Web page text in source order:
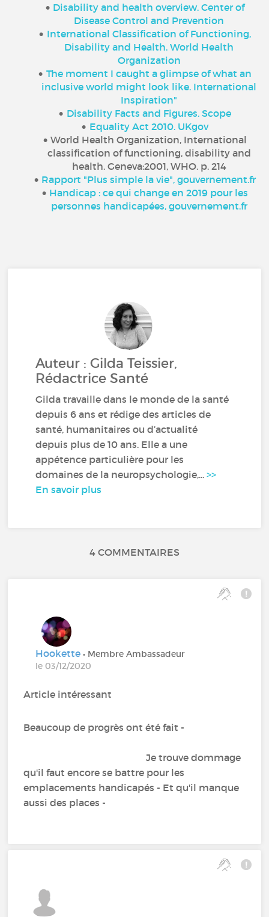
Disability and health overview. Center of
Disease Control and Prevention
International Classification of Functioning,
Disability and Health. World Health
Organization
The moment I caught a glimpse of what an
inclusive world might look like. International
Inspiration"
Disability Facts and Figures. Scope
Equality Act 2010. UKgov
World Health Organization, International
classification of functioning, disability and
health. Geneva:2001, WHO. p. 214
Rapport "Plus simple la vie", gouvernement.fr
Handicap : ce qui change en 2019 pour les
personnes handicapées, gouvernement.fr
Auteur : Gilda Teissier,
Rédactrice Santé
Gilda travaille dans le monde de la santé
depuis 6 ans et rédige des articles de
santé, humanitaires ou d’actualité
depuis plus de 10 ans. Elle a une
appétence particulière pour les
domaines de la neuropsychologie,...>>
En savoir plus
4 COMMENTAIRES
Hookette• Membre Ambassadeur
le 03/12/2020
Article intéressant
Beaucoup de progrès ont été fait -
Je trouve dommage
qu'il faut encore se battre pour les
emplacements handicapés - Et qu'il manque
aussi des places -